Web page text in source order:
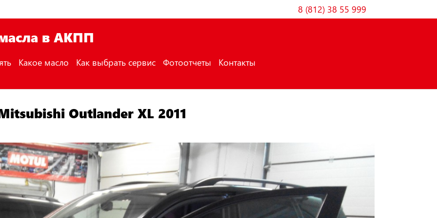
8 (812) 38 55 999
в АКПП
Какое масло Как выбрать сервис Фотоотчеты Контакты
Outlander XL 2011